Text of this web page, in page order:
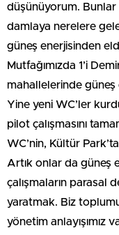
düşünüyorum.
damlaya nerelere
güneş enerjisinden
Mutfağımızda 1’i
mahallelerinde
Yine yeni WC’ler
pilot çalışmasını
WC’nin, Kültür
Artık onlar da güneş
çalışmaların parasal
yaratmak. Biz
yönetim anlayışımız